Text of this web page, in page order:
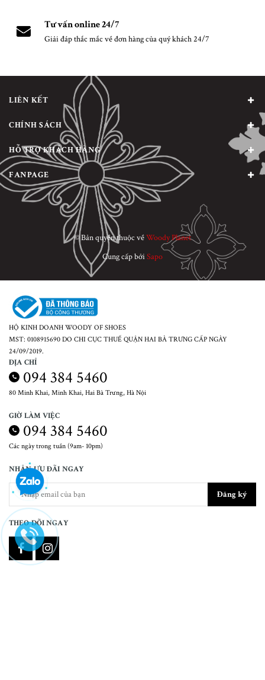
Tư vấn online 24/7
Giải đáp thắc mắc về đơn hàng của quý khách 24/7
LIÊN KẾT
CHÍNH SÁCH
HỖ TRỢ KHÁCH HÀNG
FANPAGE
© Bản quyền thuộc vềWoody Planet
Cung cấp bởiSapo
HỘ KINH DOANH WOODY OF SHOES
MST: 0108915690 DO CHI CỤC THUẾ QUẬN HAI BÀ TRƯNG CẤP NGÀY
24/09/2019.
ĐỊA CHỈ
094 384 5460
80 Minh Khai, Minh Khai, Hai Bà Trưng, Hà Nội
GIỜ LÀM VIỆC
094 384 5460
Các ngày trong tuần (9am- 10pm)
NHẬN ƯU ĐÃI NGAY
Đăng ký
THEO DÕI NGAY